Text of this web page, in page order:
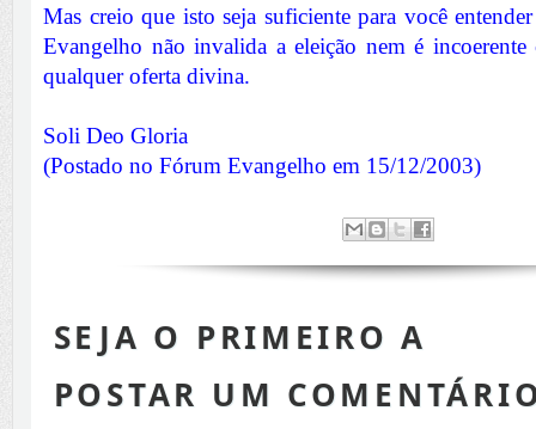
Mas creio que isto seja suficiente para você
Evangelho não invalida a eleição nem é incoerente
qualquer oferta divina.
Soli Deo Gloria
(Postado no Fórum Evangelho em 15/12/2003)
SEJA O PRIMEIRO A
POSTAR UM